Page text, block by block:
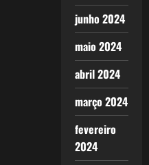
junho 2024
maio 2024
abril 2024
março 2024
fevereiro
2024